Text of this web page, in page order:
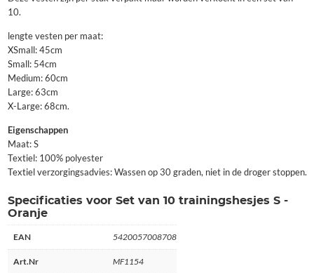
10.
lengte vesten per maat:
XSmall: 45cm
Small: 54cm
Medium: 60cm
Large: 63cm
X-Large: 68cm.
Eigenschappen
Maat: S
Textiel: 100% polyester
Textiel verzorgingsadvies: Wassen op 30 graden, niet in de droger stoppen.
Specificaties voor Set van 10 trainingshesjes S -
Oranje
EAN 5420057008708
Art.Nr MF1154